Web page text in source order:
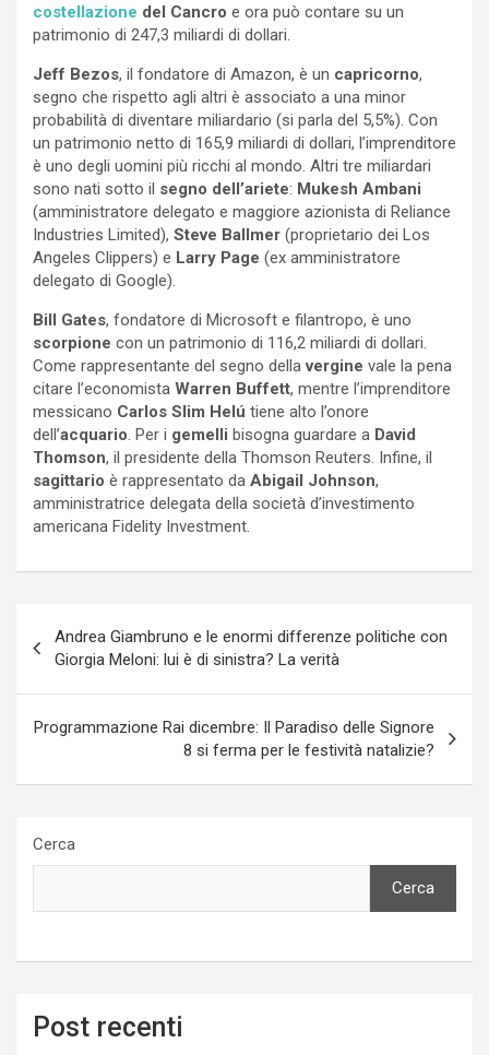
costellazione del Cancro e ora può contare su un
patrimonio di 247,3 miliardi di dollari.
Jeff Bezos, il fondatore di Amazon, è un capricorno,
segno che rispetto agli altri è associato a una minor
probabilità di diventare miliardario (si parla del 5,5%). Con
un patrimonio netto di 165,9 miliardi di dollari, l’imprenditore
è uno degli uomini più ricchi al mondo. Altri tre miliardari
sono nati sotto il segno dell’ariete: Mukesh Ambani
(amministratore delegato e maggiore azionista di Reliance
Industries Limited), Steve Ballmer (proprietario dei Los
Angeles Clippers) e Larry Page (ex amministratore
delegato di Google).
Bill Gates, fondatore di Microsoft e filantropo, è uno
scorpione con un patrimonio di 116,2 miliardi di dollari.
Come rappresentante del segno dellavergine vale la pena
citare l’economista Warren Buffett, mentre l’imprenditore
messicano Carlos Slim Helú tiene alto l’onore
dell’acquario. Per i gemelli bisogna guardare a David
Thomson, il presidente della Thomson Reuters. Infine, il
sagittario è rappresentato da Abigail Johnson,
amministratrice delegata della società d’investimento
americana Fidelity Investment.
articoli
Andrea Giambruno e le enormi differenze politiche con
Giorgia Meloni: lui è di sinistra? La verità
Programmazione Rai dicembre: Il Paradiso delle Signore
8 si ferma per le festività natalizie?
Cerca
Cerca
Post recenti